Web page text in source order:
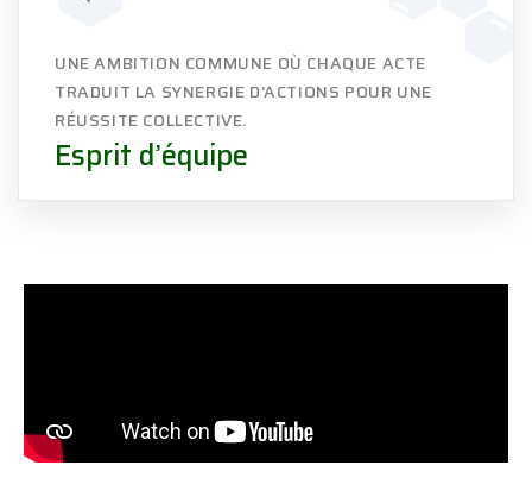
UNE AMBITION COMMUNE OÙ CHAQUE ACTE
TRADUIT LA SYNERGIE D’ACTIONS POUR UNE
RÉUSSITE COLLECTIVE.
Esprit d’équipe